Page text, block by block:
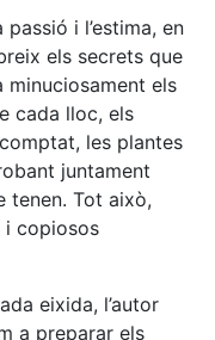
i l’estima, en
els secrets que
minuciosament els
cada lloc, els
les plantes
juntament
tenen. Tot això,
i copiosos
eixida, l’autor
a preparar els